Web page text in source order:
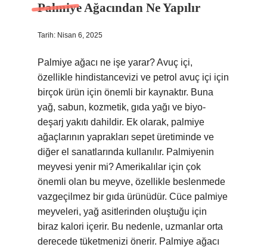
Palmiye Ağacından Ne Yapılır
Tarih: Nisan 6, 2025
Palmiye ağacı ne işe yarar? Avuç içi,
özellikle hindistancevizi ve petrol avuç içi için
birçok ürün için önemli bir kaynaktır. Buna
yağ, sabun, kozmetik, gıda yağı ve biyo-
deşarj yakıtı dahildir. Ek olarak, palmiye
ağaçlarının yaprakları sepet üretiminde ve
diğer el sanatlarında kullanılır. Palmiyenin
meyvesi yenir mi? Amerikalılar için çok
önemli olan bu meyve, özellikle beslenmede
vazgeçilmez bir gıda ürünüdür. Cüce palmiye
meyveleri, yağ asitlerinden oluştuğu için
biraz kalori içerir. Bu nedenle, uzmanlar orta
derecede tüketmenizi önerir. Palmiye ağacı